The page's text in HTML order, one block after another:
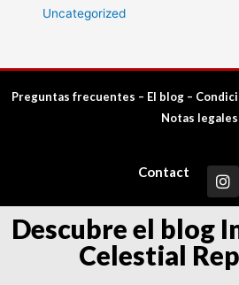
Uncategorized
Preguntas frecuentes – El blog –
Notas legales
Contact
Descubre el blog
Celestial